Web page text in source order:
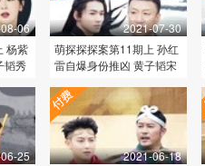
06
杨紫
韬秀
2021-07-30
萌探探探案第11期上 孙红
雷自爆身份推凶 黄子韬宋
25
2021-06-18